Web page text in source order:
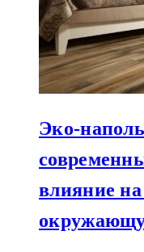
Эко-
влияние на